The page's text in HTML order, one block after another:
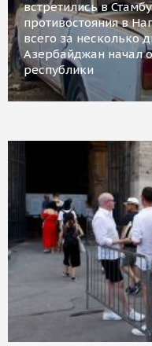
встретились в
противостояния в
всего за несколько
Азербайджан начал
республики